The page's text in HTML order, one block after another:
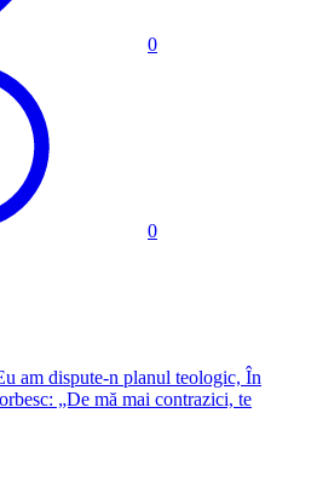
0
0
am dispute-n planul teologic, În
„De mă mai contrazici, te